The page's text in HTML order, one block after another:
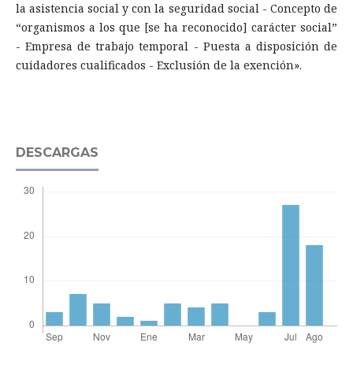
la asistencia social y con la seguridad social - Concepto de
“organismos a los que [se ha reconocido] carácter social”
- Empresa de trabajo temporal - Puesta a disposición de
cuidadores cualificados - Exclusión de la exención».
DESCARGAS